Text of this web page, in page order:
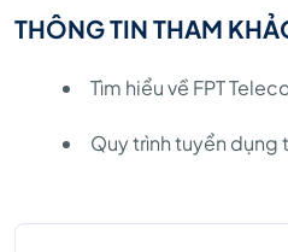
THÔNG TIN THAM
Tìm hiểu về FPT
Quy trình tuyển dụng